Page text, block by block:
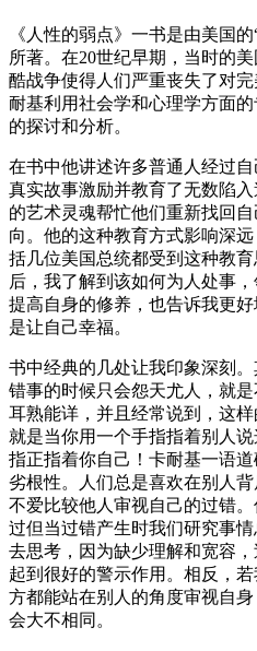
《人性的弱点》一书是由美国
所著。在20世纪早期，当时的
酷战争使得人们严重丧失了对
耐基利用社会学和心理学方面
的探讨和分析。
在书中他讲述许多普通人经过
真实故事激励并教育了无数陷
的艺术灵魂帮忙他们重新找回
向。他的这种教育方式影响深
括几位美国总统都受到这种教
后，我了解到该如何为人处事
提高自身的修养，也告诉我更
是让自己幸福。
书中经典的几处让我印象深刻
错事的时候只会怨天尤人，就
耳熟能详，并且经常说到，这
就是当你用一个手指指着别人
指正指着你自己！卡耐基一语
劣根性。人们总是喜欢在别人
不爱比较他人审视自己的过错
过但当过错产生时我们研究事
去思考，因为缺少理解和宽容
起到很好的警示作用。相反，
方都能站在别人的角度审视自
会大不相同。